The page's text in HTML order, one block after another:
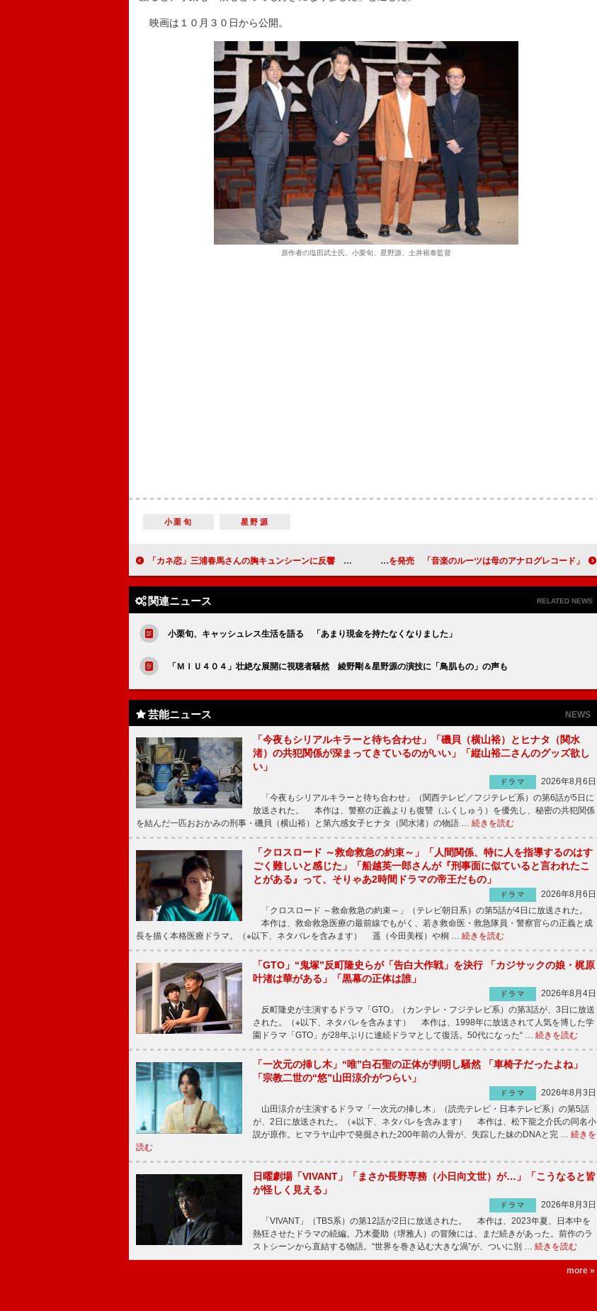
映画は１０月３０日から公開。
原作者の塩田武士氏、小栗旬、星野源、土井裕泰監督
小栗旬 星野源
「カネ恋」三浦春馬さんの胸キュンシーンに反響 「春馬くんがかわい過ぎて泣けた」 Ｙａｅが母・加藤登紀子プロデュースでアルバムを発売 「音楽のルーツは母のアナログレコード」
関連ニュース RELATED NEWS
小栗旬、キャッシュレス生活を語る 「あまり現金を持たなくなりました」
「ＭＩＵ４０４」壮絶な展開に視聴者騒然 綾野剛＆星野源の演技に「鳥肌もの」の声も
芸能ニュース NEWS
「今夜もシリアルキラーと待ち合わせ」「磯貝（横山裕）とヒナタ（関水
渚）の共犯関係が深まってきているのがいい」「縦山裕二さんのグッズ欲し
い」
ドラマ
2026年8月6日
「今夜もシリアルキラーと待ち合わせ」（関西テレビ／フジテレビ系）の第6話が5日に
放送された。 本作は、警察の正義よりも復讐（ふくしゅう）を優先し、秘密の共犯関係
を結んだ一匹おおかみの刑事・磯貝（横山裕）と第六感女子ヒナタ（関水渚）の物語 … 続きを読む
「クロスロード ～救命救急の約束～」「人間関係、特に人を指導するのはす
ごく難しいと感じた」「船越英一郎さんが『刑事面に似ていると言われたこ
とがある』って、そりゃあ2時間ドラマの帝王だもの」
ドラマ
2026年8月6日
「クロスロード ～救命救急の約束～」（テレビ朝日系）の第5話が4日に放送された。
本作は、救命救急医療の最前線でもがく、若き救命医・救急隊員・警察官らの正義と成
長を描く本格医療ドラマ。（※以下、ネタバレを含みます） 遥（今田美桜）や桐 … 続きを読む
「GTO」“鬼塚”反町隆史らが「告白大作戦」を決行 「カジサックの娘・梶原
叶渚は華がある」「黒幕の正体は誰」
ドラマ
2026年8月4日
反町隆史が主演するドラマ「GTO」（カンテレ・フジテレビ系）の第3話が、3日に放送
された。（※以下、ネタバレを含みます） 本作は、1998年に放送されて人気を博した学
園ドラマ「GTO」が28年ぶりに連続ドラマとして復活。50代になった“ … 続きを読む
「一次元の挿し木」“唯”白石聖の正体が判明し騒然 「車椅子だったよね」
「宗教二世の“悠”山田涼介がつらい」
ドラマ
2026年8月3日
山田涼介が主演するドラマ「一次元の挿し木」（読売テレビ・日本テレビ系）の第5話
が、2日に放送された。（※以下、ネタバレを含みます） 本作は、松下龍之介氏の同名小
説が原作。ヒマラヤ山中で発掘された200年前の人骨が、失踪した妹のDNAと完 … 続きを
読む
日曜劇場「VIVANT」「まさか長野専務（小日向文世）が…」「こうなると皆
が怪しく見える」
ドラマ
2026年8月3日
「VIVANT」（TBS系）の第12話が2日に放送された。 本作は、2023年夏、日本中を
熱狂させたドラマの続編。乃木憂助（堺雅人）の冒険には、まだ続きがあった。前作のラ
ストシーンから直結する物語。“世界を巻き込む大きな渦”が、ついに別 … 続きを読む
more »